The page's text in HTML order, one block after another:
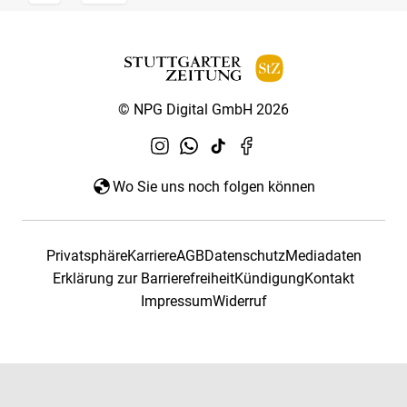
© NPG Digital GmbH 2026
Wo Sie uns noch folgen können
PrivatsphäreKarriereAGBDatenschutzMediadaten
Erklärung zur BarrierefreiheitKündigungKontakt
ImpressumWiderruf